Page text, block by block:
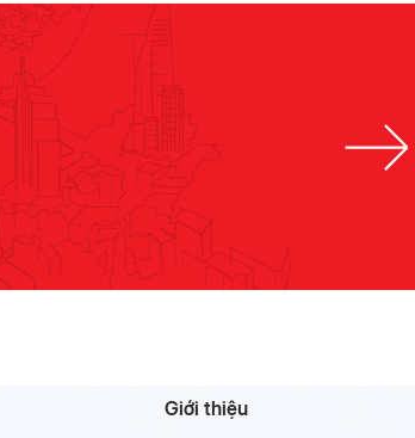
Giới thiệu